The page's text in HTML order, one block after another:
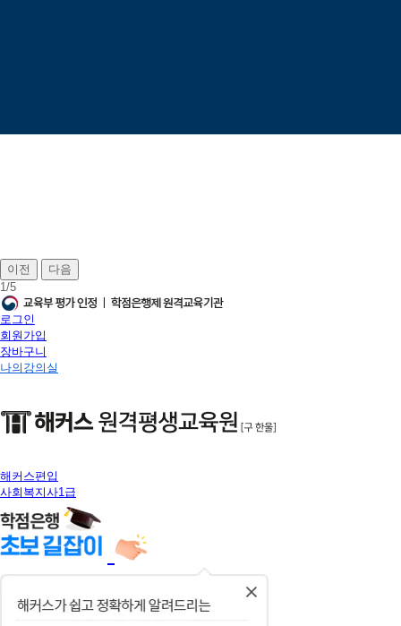
이전
다음
1/5
로그인
회원가입
장바구니
나의강의실
해커스편입
사회복지사1급